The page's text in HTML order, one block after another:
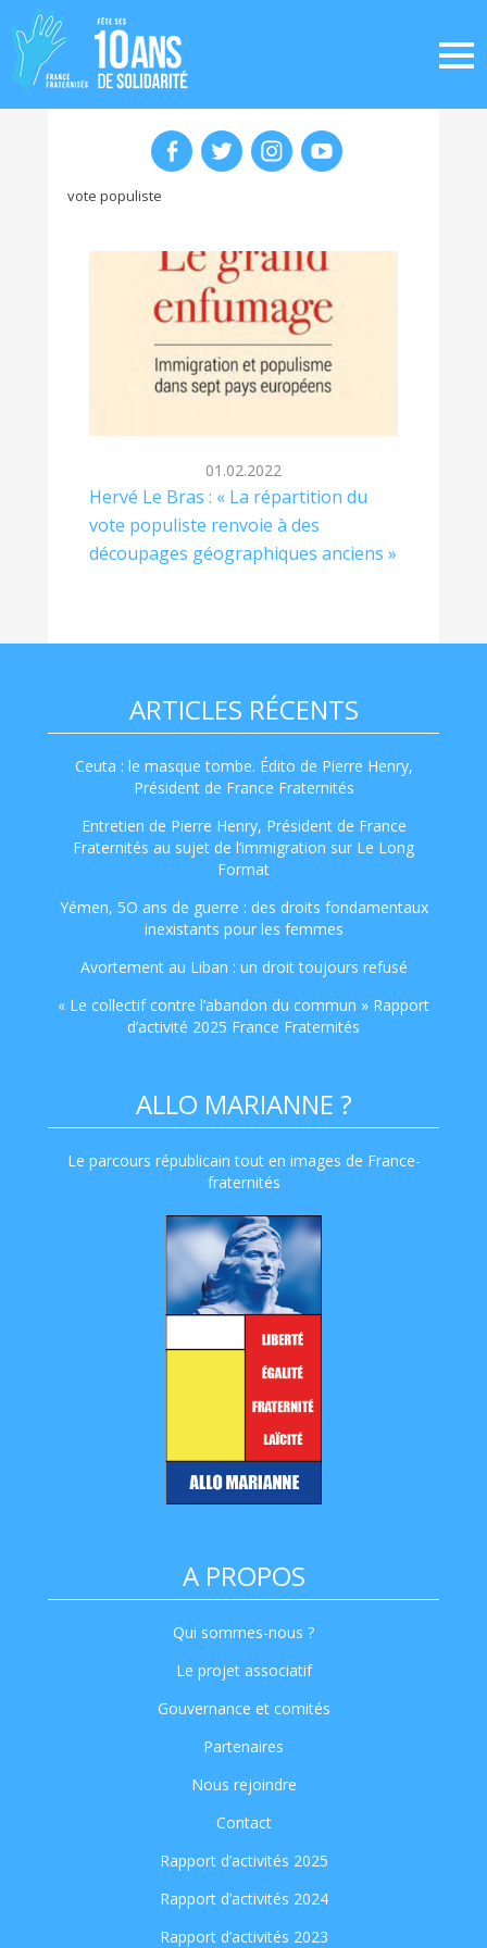
vote populiste
01.02.2022
Hervé Le Bras : « La répartition du
vote populiste renvoie à des
découpages géographiques anciens »
ARTICLES RÉCENTS
Ceuta : le masque tombe. Édito de Pierre Henry,
Président de France Fraternités
Entretien de Pierre Henry, Président de France
Fraternités au sujet de l’immigration sur Le Long
Format
Yémen, 5O ans de guerre : des droits fondamentaux
inexistants pour les femmes
Avortement au Liban : un droit toujours refusé
« Le collectif contre l’abandon du commun » Rapport
d’activité 2025 France Fraternités
ALLO MARIANNE ?
Le parcours républicain tout en images de France-
fraternités
A PROPOS
Qui sommes-nous ?
Le projet associatif
Gouvernance et comités
Partenaires
Nous rejoindre
Contact
Rapport d’activités 2025
Rapport d’activités 2024
Rapport d’activités 2023